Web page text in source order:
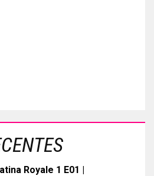
Royale 1 E01 |